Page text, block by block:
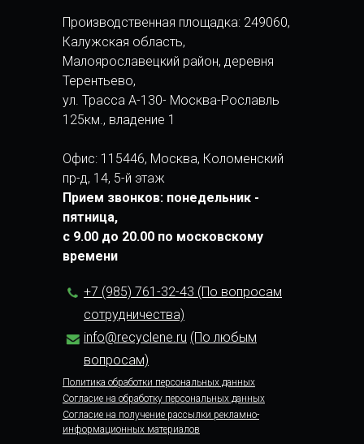
Производственная площадка: 249060,
Калужская область,
Малоярославецкий район, деревня
Терентьево,
ул. Трасса А-130- Москва-Рославль
125км., владение 1
Офис: 115446, Москва, Коломенский
пр-д, 14, 5-й этаж
Прием звонков: понедельник -
пятница,
с 9.00 до 20.00 по московскому
времени
Согласие на получение рассылки рекламно-
информационных материалов
Согласие на обработку персональных данных
Политика обработки персональных данных
+7 (985) 761-32-43 (По вопросам
сотрудничества)
info@recyclene.ru (По любым
вопросам)